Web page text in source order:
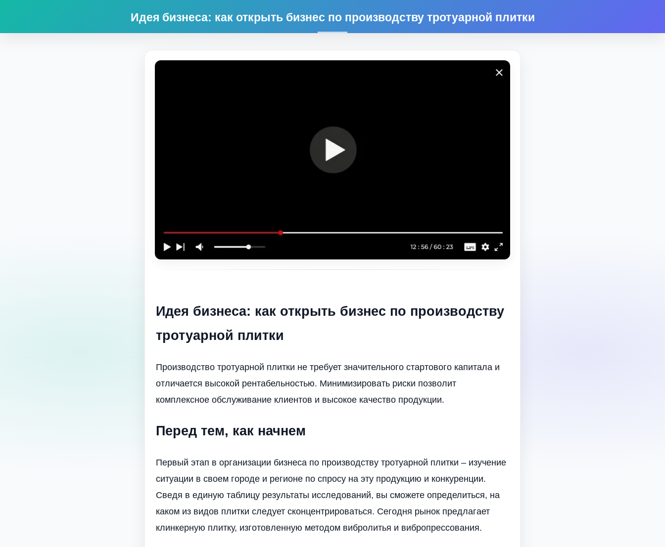
Идея бизнеса: как открыть бизнес по производству тротуарной плитки
Идея бизнеса: как открыть бизнес по производству
тротуарной плитки
Производство тротуарной плитки не требует значительного стартового капитала и
отличается высокой рентабельностью. Минимизировать риски позволит
комплексное обслуживание клиентов и высокое качество продукции.
Перед тем, как начнем
Первый этап в организации бизнеса по производству тротуарной плитки – изучение
ситуации в своем городе и регионе по спросу на эту продукцию и конкуренции.
Сведя в единую таблицу результаты исследований, вы сможете определиться, на
каком из видов плитки следует сконцентрироваться. Сегодня рынок предлагает
клинкерную плитку, изготовленную методом вибролитья и вибропрессования.